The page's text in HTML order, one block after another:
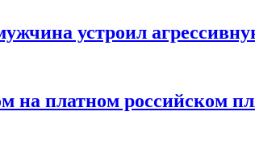
устроил
на платном российском